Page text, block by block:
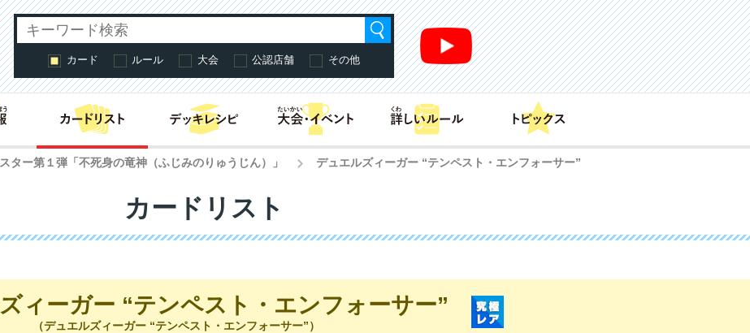
カード ルール 大会 公認店舗 その他
はじめての方へ・あそび方商品情報 カードリスト
ター第１弾「不死身の竜神（ふじみのりゅうじん）」 デュエルズィーガー “テンペスト・エンフォーサー”
カードリスト
ィーガー “テンペスト・エンフォーサー”
（デュエルズィーガー “テンペスト・エンフォーサー”）